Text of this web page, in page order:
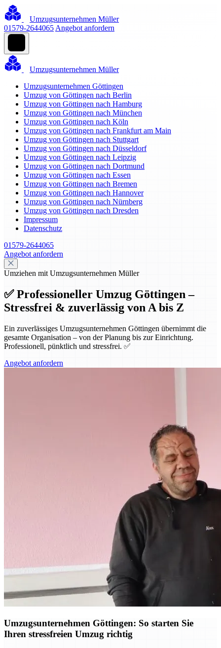
Umzugsunternehmen Müller
01579-2644065 Angebot anfordern
Umzugsunternehmen Müller
Umzugsunternehmen Göttingen
Umzug von Göttingen nach Berlin
Umzug von Göttingen nach Hamburg
Umzug von Göttingen nach München
Umzug von Göttingen nach Köln
Umzug von Göttingen nach Frankfurt am Main
Umzug von Göttingen nach Stuttgart
Umzug von Göttingen nach Düsseldorf
Umzug von Göttingen nach Leipzig
Umzug von Göttingen nach Dortmund
Umzug von Göttingen nach Essen
Umzug von Göttingen nach Bremen
Umzug von Göttingen nach Hannover
Umzug von Göttingen nach Nürnberg
Umzug von Göttingen nach Dresden
Impressum
Datenschutz
01579-2644065
Angebot anfordern
Umziehen mit Umzugsunternehmen Müller
✅ Professioneller Umzug Göttingen –
Stressfrei & zuverlässig von A bis Z
Ein zuverlässiges Umzugsunternehmen Göttingen übernimmt die
gesamte Organisation – von der Planung bis zur Einrichtung.
Professionell, pünktlich und stressfrei. ✅
Angebot anfordern
Umzugsunternehmen Göttingen: So starten Sie
Ihren stressfreien Umzug richtig